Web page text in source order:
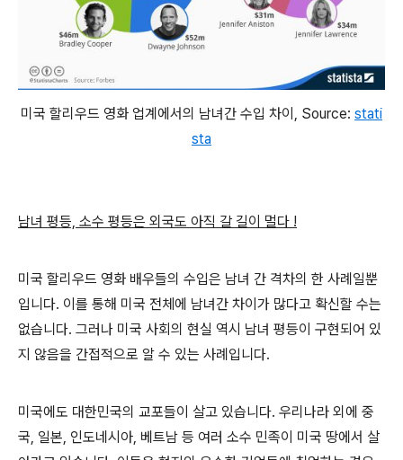
미국 할리우드 영화 업계에서의 남녀간 수입 차이, Source: stati
sta
남녀 평등, 소수 평등은 외국도 아직 갈 길이 멀다 !
미국 할리우드 영화 배우들의 수입은 남녀 간 격차의 한 사례일뿐
입니다. 이를 통해 미국 전체에 남녀간 차이가 많다고 확신할 수는
없습니다. 그러나 미국 사회의 현실 역시 남녀 평등이 구현되어 있
지 않음을 간접적으로 알 수 있는 사례입니다.
미국에도 대한민국의 교포들이 살고 있습니다. 우리나라 외에 중
국, 일본, 인도네시아, 베트남 등 여러 소수 민족이 미국 땅에서 살